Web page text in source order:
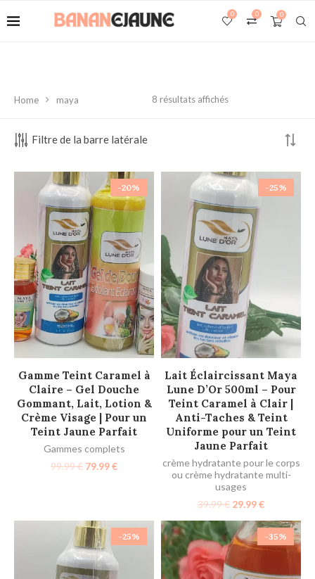
0
0
0
Home maya 8 résultats affichés
Filtre de la barre latérale
-20%
AJOUTER AU PANIER
Gamme Teint Caramel à
Claire – Gel Douche
Gommant, Lait, Lotion &
Crème Visage | Pour un
Teint Jaune Parfait
Gammes complets
99.99€ 79.99€
-25%
AJOUTER AU PANIER
Lait Éclaircissant Maya
Lune D’Or 500ml – Pour
Teint Caramel à Clair |
Anti-Taches & Teint
Uniforme pour un Teint
Jaune Parfait
crème hydratante pour le corps
ou crème hydratante multi-
usages
39.99€ 29.99€
-25% -35%